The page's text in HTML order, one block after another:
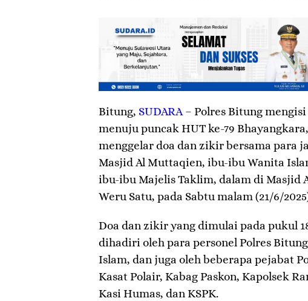
Bitung, SUDARA – Polres Bitung
menuju puncak HUT ke-79 Bhayangkara,
menggelar doa dan zikir bersama para
Masjid Al Muttaqien, ibu-ibu Wanita
ibu-ibu Majelis Taklim, dalam di Masjid
Weru Satu, pada Sabtu malam (21/6/
Doa dan zikir yang dimulai pada pukul
dihadiri oleh para personel Polres
Islam, dan juga oleh beberapa pejabat
Kasat Polair, Kabag Paskon, Kapolsek
Kasi Humas, dan KSPK.